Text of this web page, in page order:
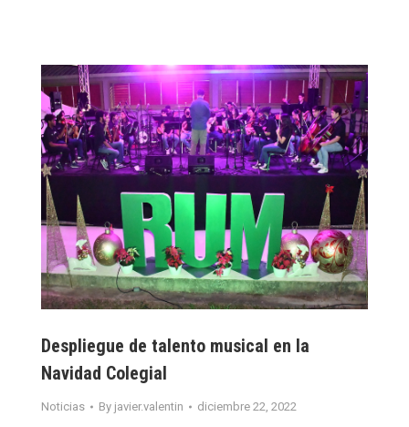
Despliegue de talento musical en la
Navidad Colegial
Noticias By javier.valentin diciembre 22, 2022